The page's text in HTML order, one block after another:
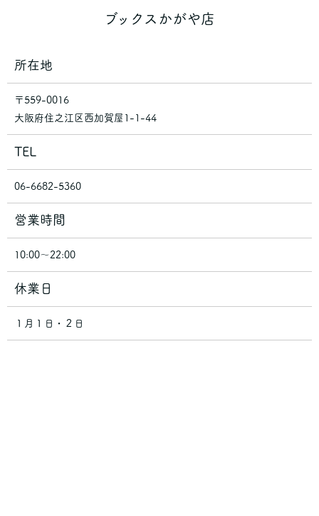
ブックスかがや店
所在地
〒559-0016
大阪府住之江区西加賀屋1-1-44
TEL
06-6682-5360
営業時間
10:00～22:00
休業日
１月１日・２日